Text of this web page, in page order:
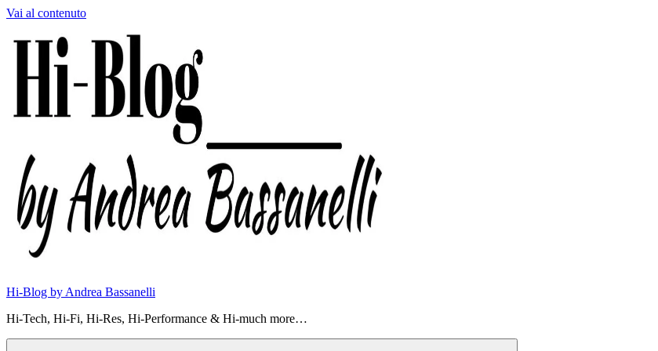
Vai al contenuto
Hi-Blog by Andrea Bassanelli
Hi-Tech, Hi-Fi, Hi-Res, Hi-Performance & Hi-much more…